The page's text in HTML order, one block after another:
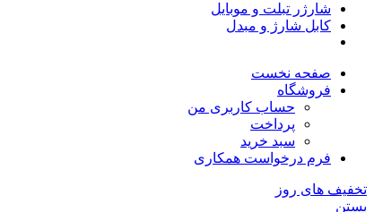
شارژر تبلت و موبایل
کابل شارژ و مبدل
صفحه نخست
فروشگاه
حساب کاربری من
پرداخت
سبد خرید
فرم درخواست همکاری
تخفیف های روز
بستن